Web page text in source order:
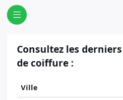
Consultez les
de coiffure :
Ville